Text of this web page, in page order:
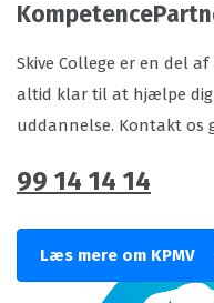
Skive College er en del
altid klar til at hjælpe
uddannelse. Kontakt os
99 14 14 14
Læs mere om KPMV